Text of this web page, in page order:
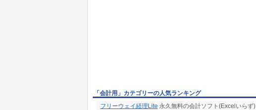
「会計用」カテゴリーの人気ランキング
フリーウェイ経理Lite 永久無料の会計ソフト(Excelいらず)